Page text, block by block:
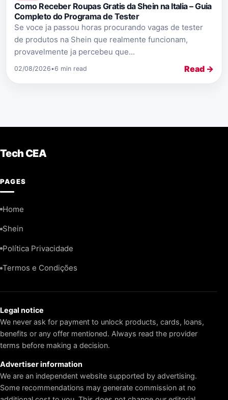
Como Receber Roupas Gratis da Shein na Italia – Guia
Completo do Programa de Tester
Se voce ja passou horas procurando vagas de tester
de produtos na Shein que realmente funcionam,
provavelmente ja percebeu que...
02/08/2026•6 min read Read →
Tech CEA
PAGES
Home
Shein
Política Privacidade
Termos e Condições
Legal notice
We never ask for payment to unlock products, cards, loans,
benefits or any offer mentioned. Always read the provider
terms before making a decision.
Advertiser information
We are an independent website supported by advertising.
Some recommendations may generate commission at no